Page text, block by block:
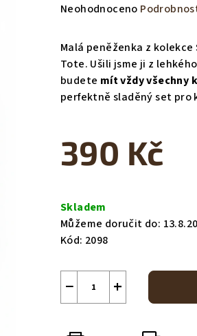
Průměrné
produktu
je
0,0
5
Neohodnoceno
Malá peněženka z kolekce
Tote. Ušili jsme ji z
budete mít vždy všechny
perfektně sladěný set pro
390 Kč
cena:
Skladem
Můžeme doručit do:
Kód: 2098
+
−